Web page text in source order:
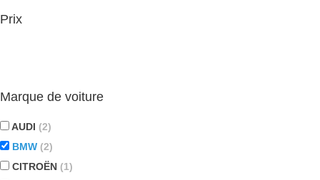
Prix
Marque de voiture
AUDI (2)
BMW (2)
CITROËN (1)